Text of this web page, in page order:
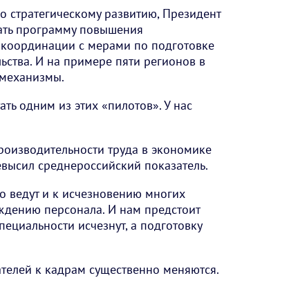
развитию, Президент
программу повышения
с мерами по подготовке
И на примере пяти регионов в
одним из этих «пилотов». У нас
труда в экономике
среднероссийский показатель.
ведут и к исчезновению многих
персонала. И нам предстоит
исчезнут, а подготовку
к кадрам существенно меняются.